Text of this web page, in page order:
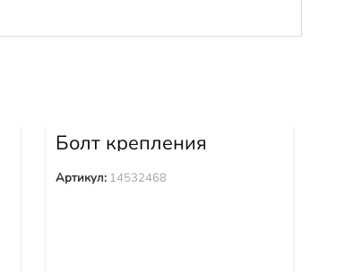
Болт крепления
башмака 14532468
Артикул: 14532468